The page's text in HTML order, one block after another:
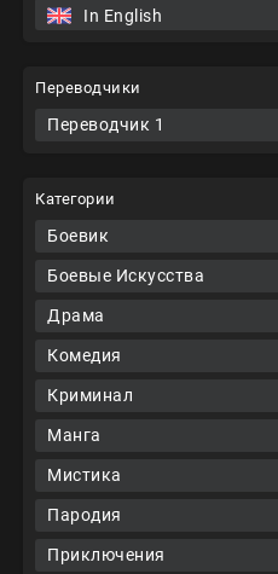
In English
Переводчики
Переводчик 1
Категории
Боевик
Боевые Искусства
Драма
Комедия
Криминал
Манга
Мистика
Пародия
Приключения